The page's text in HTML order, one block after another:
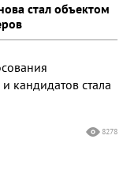
стал объектом
кандидатов стала
8278